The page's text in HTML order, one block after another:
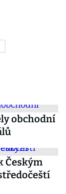
obchodní
Českým